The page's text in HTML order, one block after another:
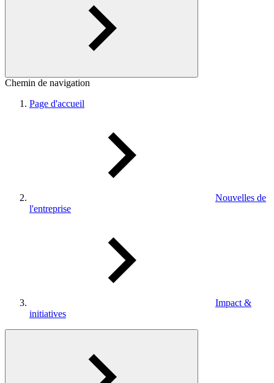
Chemin de navigation
Page d'accueil
Nouvelles de
l'entreprise
Impact &
initiatives